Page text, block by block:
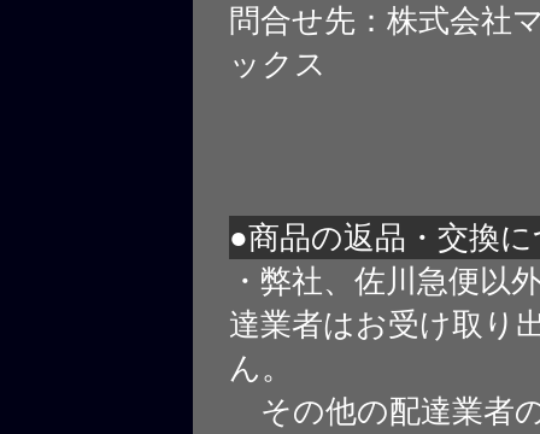
問合せ先：株式会社
ックス
●商品の返品・交換
・弊社、佐川急便以
達業者はお受け取り
ん。
その他の配達業者